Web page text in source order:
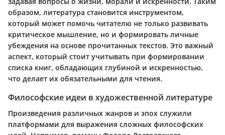
образом, литература становится инструментом,
который может помочь читателю не только развивать
критическое мышление, но и формировать личные
убеждения на основе прочитанных текстов. Это важный
аспект, который стоит учитывать при формировании
списка книг, обладающих глубиной и искренностью,
что делает их обязательными для чтения.
Философские идеи в художественной литературе
Произведения различных жанров и эпох служили
платформами для выражения сложных философских